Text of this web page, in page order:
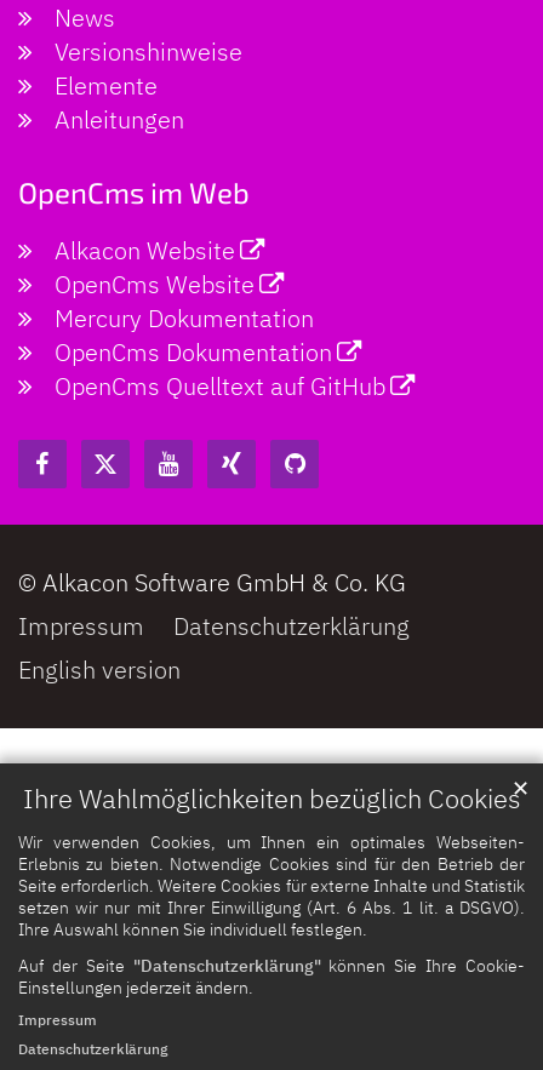
Ihre Wahlmöglichkeiten bezüglich Cookies
Wir verwenden Cookies, um Ihnen ein optimales Webseiten-
Erlebnis zu bieten. Notwendige Cookies sind für den Betrieb der
Seite erforderlich. Weitere Cookies für externe Inhalte und Statistik
setzen wir nur mit Ihrer Einwilligung (Art. 6 Abs. 1 lit. a DSGVO).
Ihre Auswahl können Sie individuell festlegen.
Auf der Seite "Datenschutzerklärung"können Sie Ihre Cookie-
Einstellungen jederzeit ändern.
✕
Impressum
Datenschutzerklärung
News
Versionshinweise
Elemente
Anleitungen
OpenCms im Web
Alkacon Website
OpenCms Website
Mercury Dokumentation
OpenCms Dokumentation
OpenCms Quelltext auf GitHub
© Alkacon Software GmbH & Co. KG
Impressum
Datenschutzerklärung
English version